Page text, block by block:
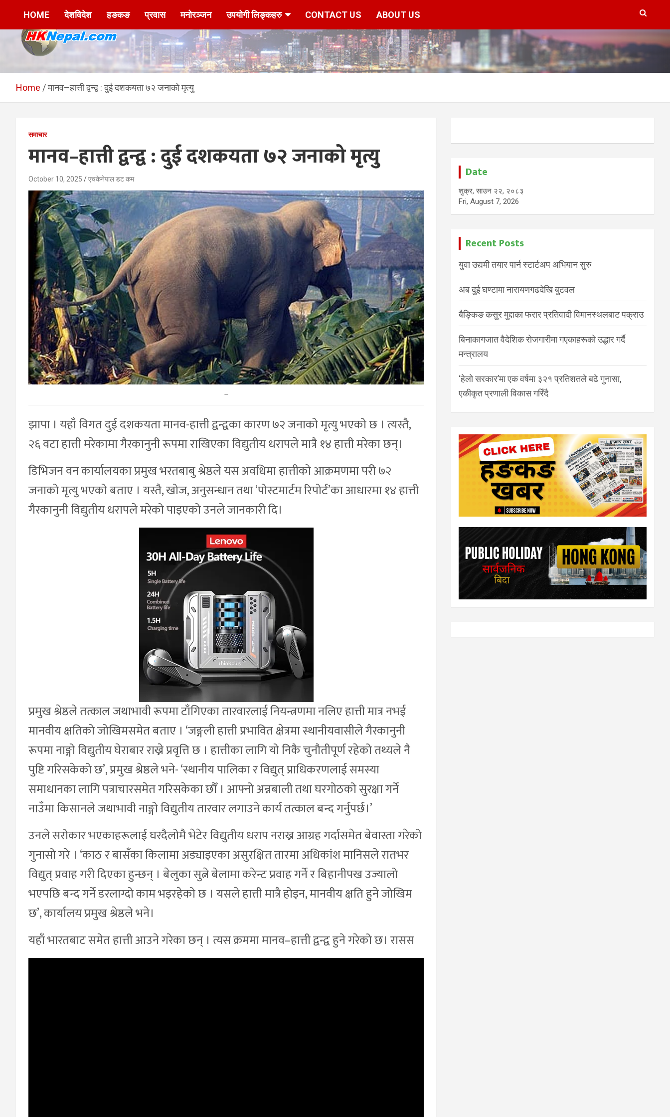
HKNepal.com –
हङकङबाट सञ्चालित पहिलो
hknepal, hknepal.com, hk nepal, hk nepal com
HOME देशविदेश हङकङ प्रवास मनोरञ्जन उपयोगी लिङ्कहरु CONTACT US ABOUT US
Home मानव–हात्ती द्वन्द्व : दुई दशकयता ७२ जनाको मृत्यु
समाचार
मानव–हात्ती द्वन्द्व : दुई दशकयता ७२ जनाको मृत्यु
October 10, 2025 एचकेनेपाल डट कम
–
झापा । यहाँ विगत दुई दशकयता मानव-हात्ती द्वन्द्वका कारण ७२ जनाको मृत्यु भएको छ । त्यस्तै,
२६ वटा हात्ती मरेकामा गैरकानुनी रूपमा राखिएका विद्युतीय धरापले मात्रै १४ हात्ती मरेका छन्।
डिभिजन वन कार्यालयका प्रमुख भरतबाबु श्रेष्ठले यस अवधिमा हात्तीको आक्रमणमा परी ७२
जनाको मृत्यु भएको बताए । यस्तै, खोज, अनुसन्धान तथा ‘पोस्टमार्टम रिपोर्ट’का आधारमा १४ हात्ती
गैरकानुनी विद्युतीय धरापले मरेको पाइएको उनले जानकारी दि।
प्रमुख श्रेष्ठले तत्काल जथाभावी रूपमा टाँगिएका तारवारलाई नियन्त्रणमा नलिए हात्ती मात्र नभई
मानवीय क्षतिको जोखिमसमेत बताए । ‘जङ्गली हात्ती प्रभावित क्षेत्रमा स्थानीयवासीले गैरकानुनी
रूपमा नाङ्गो विद्युतीय घेराबार राख्ने प्रवृत्ति छ । हात्तीका लागि यो निकै चुनौतीपूर्ण रहेको तथ्यले नै
पुष्टि गरिसकेको छ’, प्रमुख श्रेष्ठले भने- ‘स्थानीय पालिका र विद्युत् प्राधिकरणलाई समस्या
समाधानका लागि पत्राचारसमेत गरिसकेका छौँ । आफ्नो अन्नबाली तथा घरगोठको सुरक्षा गर्ने
नाउँमा किसानले जथाभावी नाङ्गो विद्युतीय तारवार लगाउने कार्य तत्काल बन्द गर्नुपर्छ।’
उनले सरोकार भएकाहरूलाई घरदैलोमै भेटेर विद्युतीय धराप नराख्न आग्रह गर्दासमेत बेवास्ता गरेको
गुनासो गरे । ‘काठ र बासँका किलामा अड्याइएका असुरक्षित तारमा अधिकांश मानिसले रातभर
विद्युत् प्रवाह गरी दिएका हुन्छन् । बेलुका सुत्ने बेलामा करेन्ट प्रवाह गर्ने र बिहानीपख उज्यालो
भएपछि बन्द गर्ने डरलाग्दो काम भइरहेको छ । यसले हात्ती मात्रै होइन, मानवीय क्षति हुने जोखिम
छ’, कार्यालय प्रमुख श्रेष्ठले भने।
यहाँ भारतबाट समेत हात्ती आउने गरेका छन् । त्यस क्रममा मानव–हात्ती द्वन्द्व हुने गरेको छ। रासस
Date
शुक्र, साउन २२, २०८३
Fri, August 7, 2026
Recent Posts
युवा उद्यमी तयार पार्न स्टार्टअप अभियान सुरु
अब दुई घण्टामा नारायणगढदेखि बुटवल
बैङ्किङ कसुर मुद्दाका फरार प्रतिवादी विमानस्थलबाट पक्राउ
बिनाकागजात वैदेशिक रोजगारीमा गएकाहरूको उद्धार गर्दै
मन्त्रालय
‘हेलो सरकार’मा एक वर्षमा ३२१ प्रतिशतले बढे गुनासा,
एकीकृत प्रणाली विकास गरिँदै